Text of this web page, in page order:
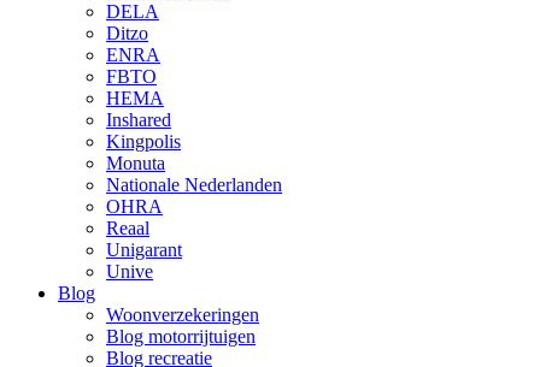
DELA
Ditzo
ENRA
FBTO
HEMA
Inshared
Kingpolis
Monuta
Nationale Nederlanden
OHRA
Reaal
Unigarant
Unive
Blog
Woonverzekeringen
Blog motorrijtuigen
Blog recreatie